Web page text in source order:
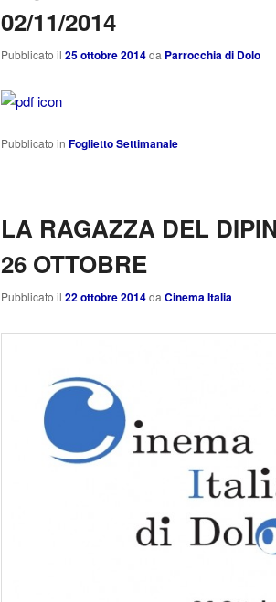
02/11/2014
Pubblicato il 25 ottobre 2014da Parrocchia di Dolo
Pubblicato in Foglietto Settimanale
LA RAGAZZA DEL
26 OTTOBRE
Pubblicato il 22 ottobre 2014da Cinema Italia